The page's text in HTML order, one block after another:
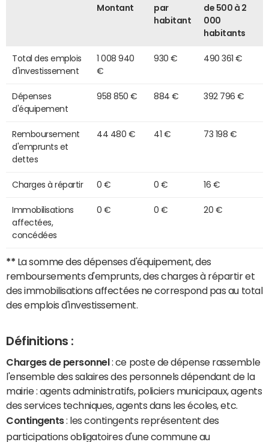
Montant
par
habitant
de 500 à 2
000
habitants
Total des emplois
d'investissement
1 008 940
€
930 € 490 361 €
Dépenses
d'équipement
958 850 € 884 € 392 796 €
Remboursement
d'emprunts et
dettes
44 480 € 41 € 73 198 €
Charges à répartir 0 € 0 € 16 €
Immobilisations
affectées,
concédées
0 € 0 € 20 €
** La somme des dépenses d'équipement, des
remboursements d'emprunts, des charges à répartir et
des immobilisations affectées ne correspond pas au total
des emplois d'investissement.
Définitions :
Charges de personnel : ce poste de dépense rassemble
l'ensemble des salaires des personnels dépendant de la
mairie : agents administratifs, policiers municipaux, agents
des services techniques, agents dans les écoles, etc.
Contingents: les contingents représentent des
participations obligatoires d'une commune au